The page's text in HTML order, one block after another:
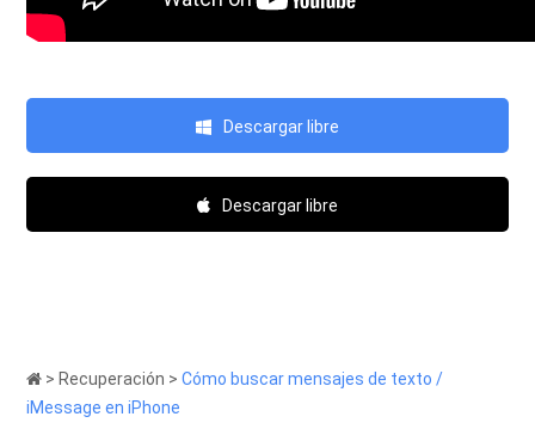
Descargar libre
Descargar libre
> Recuperación >Cómo buscar mensajes de texto /
iMessage en iPhone